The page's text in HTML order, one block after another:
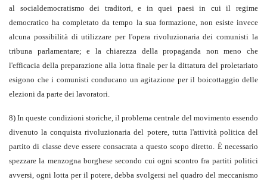
al socialdemocratismo dei traditori, e in quei paesi in cui il regime
democratico ha completato da tempo la sua formazione, non esiste invece
alcuna possibilità di utilizzare per l'opera rivoluzionaria dei comunisti la
tribuna parlamentare; e la chiarezza della propaganda non meno che
l'efficacia della preparazione alla lotta finale per la dittatura del proletariato
esigono che i comunisti conducano un agitazione per il boicottaggio delle
elezioni da parte dei lavoratori.
8) In queste condizioni storiche, il problema centrale del movimento essendo
divenuto la conquista rivoluzionaria del potere, tutta l'attività politica del
partito di classe deve essere consacrata a questo scopo diretto. È necessario
spezzare la menzogna borghese secondo cui ogni scontro fra partiti politici
avversi, ogni lotta per il potere, debba svolgersi nel quadro del meccanismo